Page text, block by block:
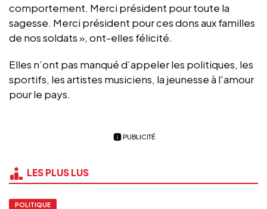
comportement. Merci président pour toute la
sagesse. Merci président pour ces dons aux familles
de nos soldats », ont-elles félicité.
Elles n’ont pas manqué d’appeler les politiques, les
sportifs, les artistes musiciens, la jeunesse à l'amour
pour le pays.
PUBLICITÉ
LES PLUS LUS
POLITIQUE